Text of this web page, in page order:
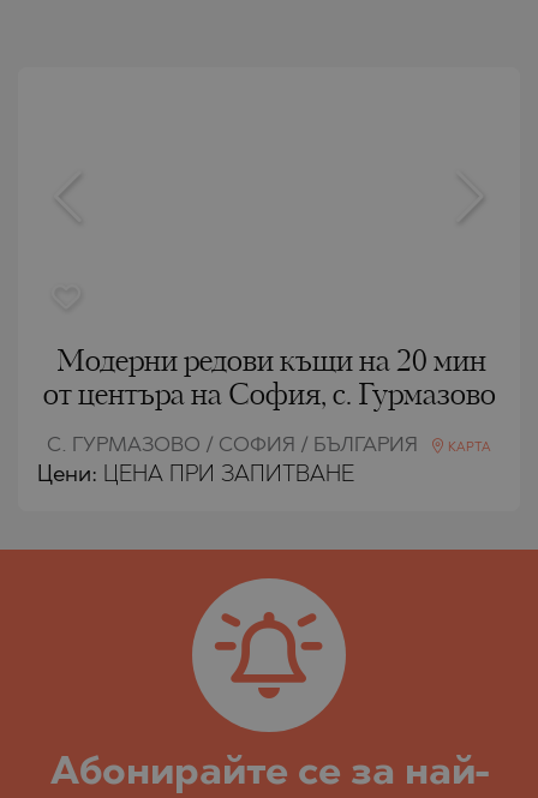
Модерни редови къщи на 20 мин
от центъра на София, с. Гурмазово
С. ГУРМАЗОВО / СОФИЯ / БЪЛГАРИЯ КАРТА
Цени: ЦЕНА ПРИ ЗАПИТВАНЕ
Абoнирайте се за най-